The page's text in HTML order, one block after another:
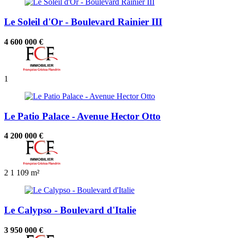
Le Soleil d'Or - Boulevard Rainier III
4 600 000 €
1
Le Patio Palace - Avenue Hector Otto
4 200 000 €
2 1 109 m²
Le Calypso - Boulevard d'Italie
3 950 000 €